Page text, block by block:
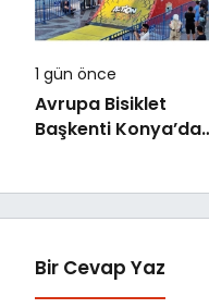
1 gün önce
Avrupa Bisiklet
Başkenti Konya’da
Bir Cevap Yaz